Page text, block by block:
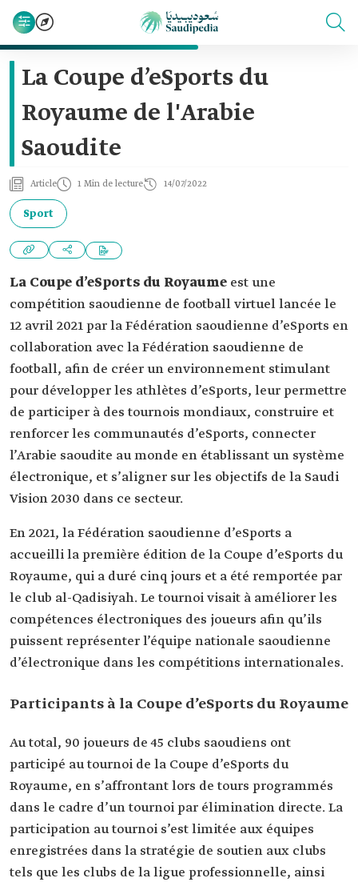
La Coupe d’eSports du
Royaume de l'Arabie
Saoudite
Article 1 Min de lecture 14/07/2022
Sport
La Coupe d’eSports du Royaume est une
compétition saoudienne de football virtuel lancée le
12 avril 2021 par la Fédération saoudienne d’eSports en
collaboration avec la Fédération saoudienne de
football, afin de créer un environnement stimulant
pour développer les athlètes d’eSports, leur permettre
de participer à des tournois mondiaux, construire et
renforcer les communautés d’eSports, connecter
l’Arabie saoudite au monde en établissant un système
électronique, et s’aligner sur les objectifs de la Saudi
Vision 2030 dans ce secteur.
En 2021, la Fédération saoudienne d’eSports a
accueilli la première édition de la Coupe d’eSports du
Royaume, qui a duré cinq jours et a été remportée par
le club al-Qadisiyah. Le tournoi visait à améliorer les
compétences électroniques des joueurs afin qu’ils
puissent représenter l’équipe nationale saoudienne
d’électronique dans les compétitions internationales.
Participants à la Coupe d’eSports du Royaume
Au total, 90 joueurs de 45 clubs saoudiens ont
participé au tournoi de la Coupe d’eSports du
Royaume, en s’affrontant lors de tours programmés
dans le cadre d’un tournoi par élimination directe. La
participation au tournoi s’est limitée aux équipes
enregistrées dans la stratégie de soutien aux clubs
tels que les clubs de la ligue professionnelle, ainsi